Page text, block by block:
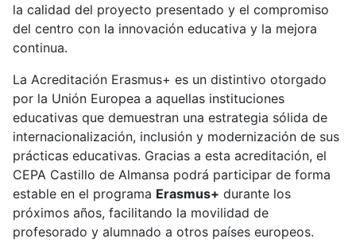
la calidad del proyecto presentado y el compromiso
del centro con la innovación educativa y la mejora
continua.
La Acreditación Erasmus+ es un distintivo otorgado
por la Unión Europea a aquellas instituciones
educativas que demuestran una estrategia sólida de
internacionalización, inclusión y modernización de sus
prácticas educativas. Gracias a esta acreditación, el
CEPA Castillo de Almansa podrá participar de forma
estable en el programa Erasmus+ durante los
próximos años, facilitando la movilidad de
profesorado y alumnado a otros países europeos.